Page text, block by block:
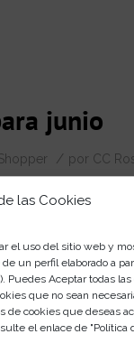
las Cookies
el uso del sitio web y
un perfil elaborado a
Puedes Aceptar todas las
que no sean
de cookies que deseas
el enlace de "Política
junio
/ por CC
de
prendas